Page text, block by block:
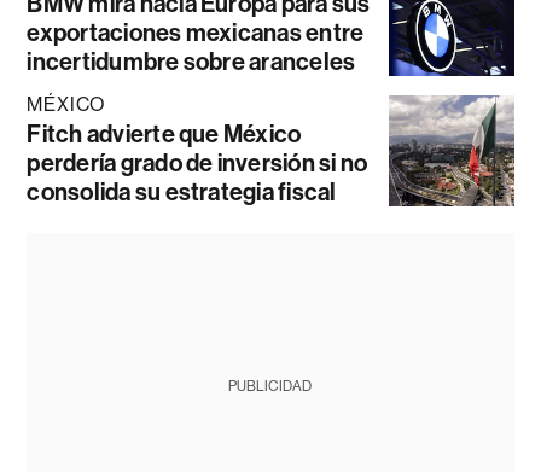
exportaciones mexicanas entre
incertidumbre sobre aranceles
MÉXICO
Fitch advierte que México
perdería grado de inversión si no
consolida su estrategia fiscal
PUBLICIDAD